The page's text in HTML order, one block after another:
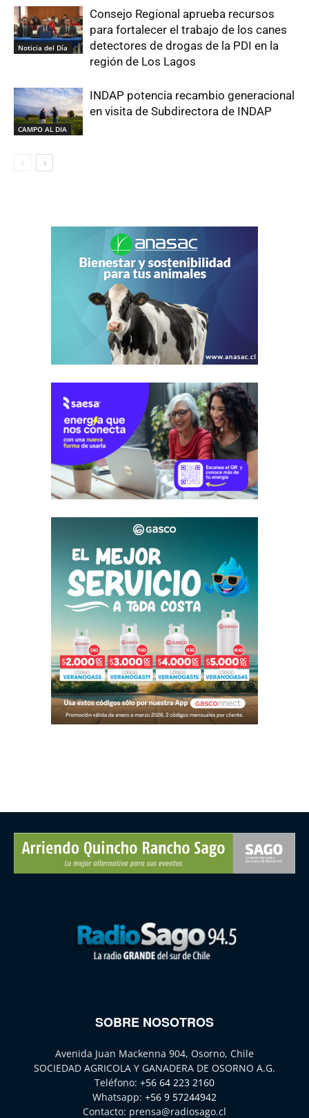
Noticia del Día
Consejo Regional aprueba recursos
para fortalecer el trabajo de los canes
detectores de drogas de la PDI en la
región de Los Lagos
CAMPO AL DIA
INDAP potencia recambio generacional
en visita de Subdirectora de INDAP
SOBRE NOSOTROS
Avenida Juan Mackenna 904, Osorno, Chile
SOCIEDAD AGRICOLA Y GANADERA DE OSORNO A.G.
Teléfono: +56 64 223 2160
Whatsapp: +56 9 57244942
Contacto: prensa@radiosago.cl